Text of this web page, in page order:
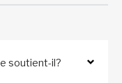
soutient-il?